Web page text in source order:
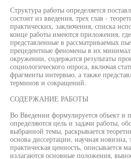
Структура работы определяется
состоит из введения, трех глав -
практических, заключения, списка
конце работы имеются приложения,
представленные в рассматриваемых
прецедентные феномены в их
окружении, содержатся результаты
социологического опроса, включая
фрагменты интервью, а также
терминов и сокращений.
СОДЕРЖАНИЕ РАБОТЫ
Во Введении формулируется объект и
определяются цель и задачи работы,
выбранной темы, раскрывается
основа диссертации, научная новизна,
практическая ценность, описывается
излагаются основные положения,